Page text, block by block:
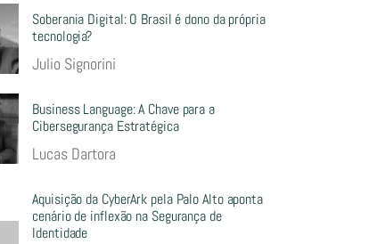
Soberania Digital: O Brasil é dono da própria
tecnologia?
Julio Signorini
Business Language: A Chave para a
Cibersegurança Estratégica
Lucas Dartora
Aquisição da CyberArk pela Palo Alto aponta
cenário de inflexão na Segurança de
Identidade